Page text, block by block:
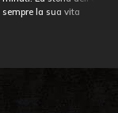
sempre la sua vita